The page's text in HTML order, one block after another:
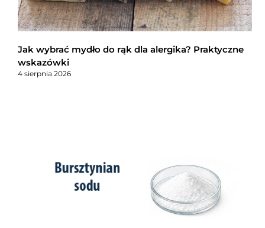
Jak wybrać mydło do rąk dla alergika? Praktyczne
wskazówki
4 sierpnia 2026